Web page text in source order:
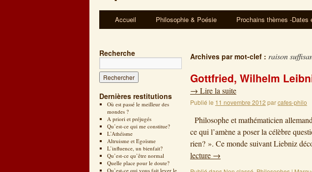
Accueil Philosophie & Poésie Prochains thèmes -Dates
Recherche
Dernières restitutions
Où est passé le meilleur des
mondes ?
A priori et préjugés
Qu’est-ce qui me constitue?
L’Athéisme
Altruisme et Egoïsme
L’influence, un bienfait?
Qu’est-ce qu’être normal
Quelle place pour le doute?
Qu’est-ce qui vous fait lever le
Archives par mot-clef : raison
Gottfried, Wilhelm
→ Lire la suite
Publié le 11 novembre 2012 parcafes-philo
Philosophe et mathématicien
ce qui l’amène a poser la célèbre
rien? ». Ce monde suivant Liebniz
lecture →